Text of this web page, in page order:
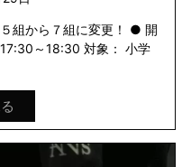
組から７組に変更！ ● 開
～18:30 対象： 小学